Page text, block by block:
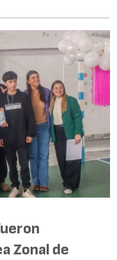
Zonal de